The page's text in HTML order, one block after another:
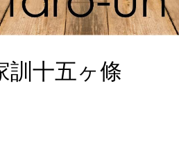
訓十五ヶ條